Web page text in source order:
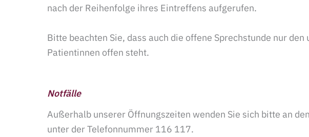
nach der Reihenfolge ihres Eintreffens aufgerufen.
Bitte beachten Sie, dass auch die offene Sprechstunde nur den
Patientinnen offen steht.
Notfälle
Außerhalb unserer Öffnungszeiten wenden Sie sich bitte an
unter der Telefonnummer 116 117.